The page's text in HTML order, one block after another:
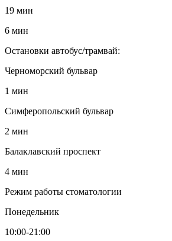
19 мин
6 мин
Остановки автобус/трамвай:
Черноморский бульвар
1 мин
Симферопольский бульвар
2 мин
Балаклавский проспект
4 мин
Режим работы стоматологии
Понедельник
10:00-21:00